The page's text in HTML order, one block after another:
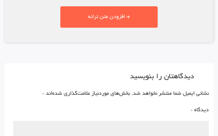
+ افزودن متن ترانه
دیدگاهتان را بنویسید
نشانی ایمیل شما منتشر نخواهد شد. بخش‌های موردنیاز علامت‌گذاری شده‌اند *
دیدگاه *